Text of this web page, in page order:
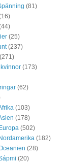
(81)
(25)
(237)
(271)
(173)
(62)
(103)
(178)
(502)
(182)
(28)
(20)